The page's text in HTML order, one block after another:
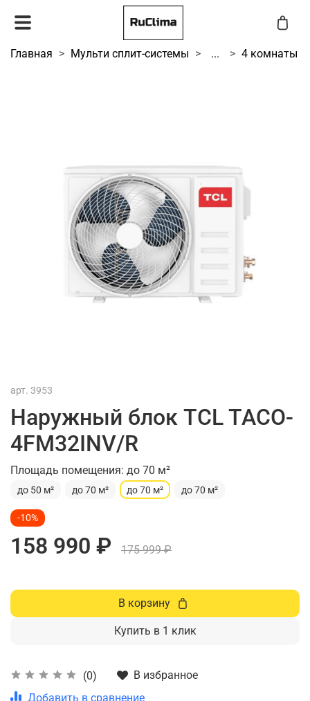
Главная Мульти сплит-системы ... 4 комнаты
арт. 3953
Наружный блок TCL TACO-
4FM32INV/R
Площадь помещения: до 70 м²
до 50 м² до 70 м² до 70 м² до 70 м²
(0)
В избранное
Добавить в сравнение
-10%
158 990 ₽ 175 999 ₽
В корзину
Купить в 1 клик